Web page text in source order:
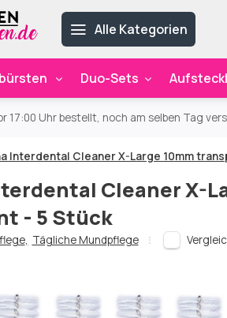
Alle Kategorien
Duo-Sets
17:00 Uhr bestellt, noch am selben Tag
Interdental Cleaner X-Large 10mm
Cleaner X-
- 5 Stück
, Tägliche Mundpflege